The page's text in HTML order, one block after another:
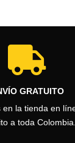

GRATUITO
en la tienda en
a toda Colombia.